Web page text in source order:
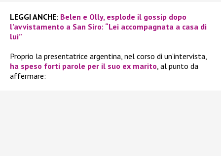
LEGGI ANCHE: Belen e Olly, esplode il gossip dopo
l’avvistamento a San Siro: “Lei accompagnata a casa di
lui”
Proprio la presentatrice argentina, nel corso di un’intervista,
ha speso forti parole per il suo ex marito, al punto da
affermare: